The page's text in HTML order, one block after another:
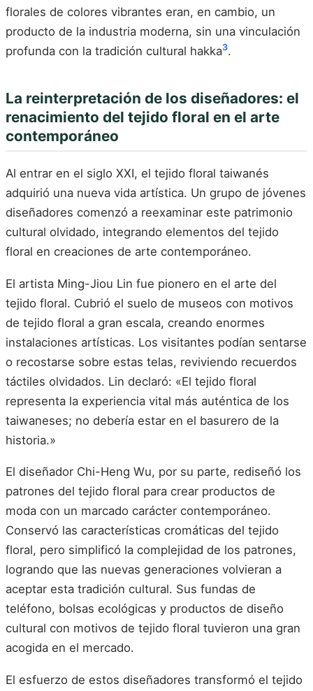
florales de colores vibrantes eran, en cambio, un
producto de la industria moderna, sin una vinculación
profunda con la tradición cultural hakka3.
La reinterpretación de los diseñadores: el
renacimiento del tejido floral en el arte
contemporáneo
Al entrar en el siglo XXI, el tejido floral taiwanés
adquirió una nueva vida artística. Un grupo de jóvenes
diseñadores comenzó a reexaminar este patrimonio
cultural olvidado, integrando elementos del tejido
floral en creaciones de arte contemporáneo.
El artista Ming-Jiou Lin fue pionero en el arte del
tejido floral. Cubrió el suelo de museos con motivos
de tejido floral a gran escala, creando enormes
instalaciones artísticas. Los visitantes podían sentarse
o recostarse sobre estas telas, reviviendo recuerdos
táctiles olvidados. Lin declaró: «El tejido floral
representa la experiencia vital más auténtica de los
taiwaneses; no debería estar en el basurero de la
historia.»
El diseñador Chi-Heng Wu, por su parte, rediseñó los
patrones del tejido floral para crear productos de
moda con un marcado carácter contemporáneo.
Conservó las características cromáticas del tejido
floral, pero simplificó la complejidad de los patrones,
logrando que las nuevas generaciones volvieran a
aceptar esta tradición cultural. Sus fundas de
teléfono, bolsas ecológicas y productos de diseño
cultural con motivos de tejido floral tuvieron una gran
acogida en el mercado.
El esfuerzo de estos diseñadores transformó el tejido